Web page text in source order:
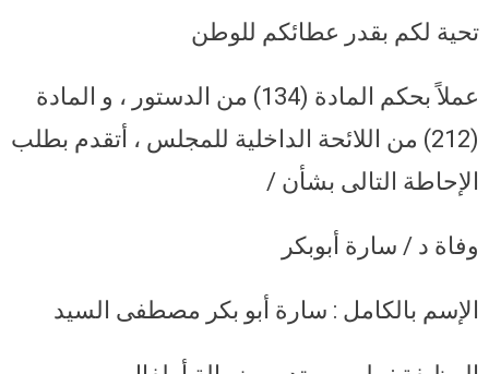
تحية لكم بقدر عطائكم للوطن
عملاً بحكم المادة (134) من الدستور ، و المادة
(212) من اللائحة الداخلية للمجلس ، أتقدم بطلب
الإحاطة التالى بشأن /
وفاة د / سارة أبوبكر
الإسم بالكامل : سارة أبو بكر مصطفى السيد